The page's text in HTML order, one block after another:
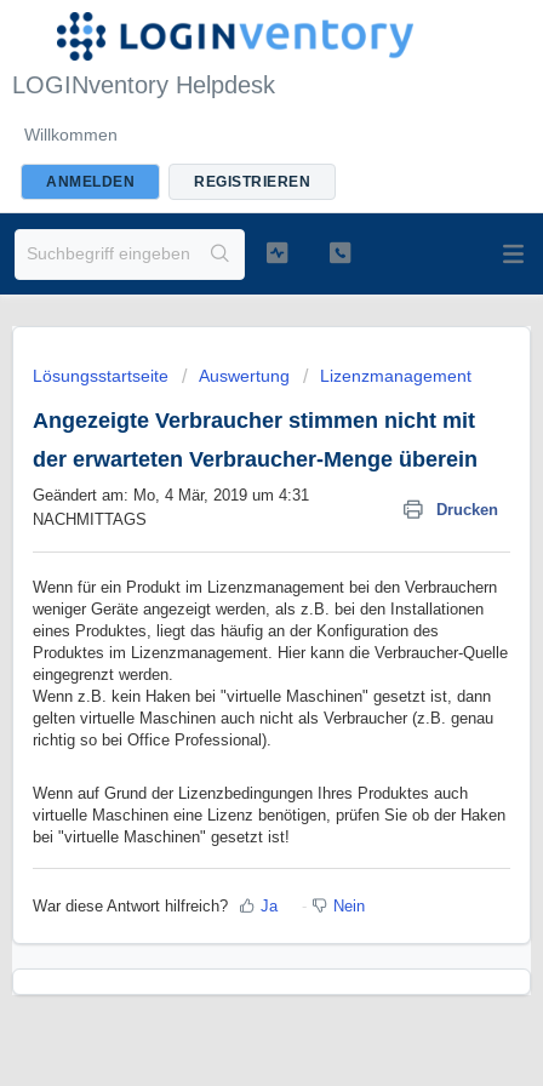
LOGINventory Helpdesk
Willkommen
ANMELDEN REGISTRIEREN
Lösungsstartseite Auswertung Lizenzmanagement
Angezeigte Verbraucher stimmen nicht mit
der erwarteten Verbraucher-Menge überein
Drucken
Geändert am: Mo, 4 Mär, 2019 um 4:31
NACHMITTAGS
Wenn für ein Produkt im Lizenzmanagement bei den Verbrauchern
weniger Geräte angezeigt werden, als z.B. bei den Installationen
eines Produktes, liegt das häufig an der Konfiguration des
Produktes im Lizenzmanagement. Hier kann die Verbraucher-Quelle
eingegrenzt werden.
Wenn z.B. kein Haken bei "virtuelle Maschinen" gesetzt ist, dann
gelten virtuelle Maschinen auch nicht als Verbraucher (z.B. genau
richtig so bei Office Professional).
Wenn auf Grund der Lizenzbedingungen Ihres Produktes auch
virtuelle Maschinen eine Lizenz benötigen, prüfen Sie ob der Haken
bei "virtuelle Maschinen" gesetzt ist!
War diese Antwort hilfreich? Ja Nein